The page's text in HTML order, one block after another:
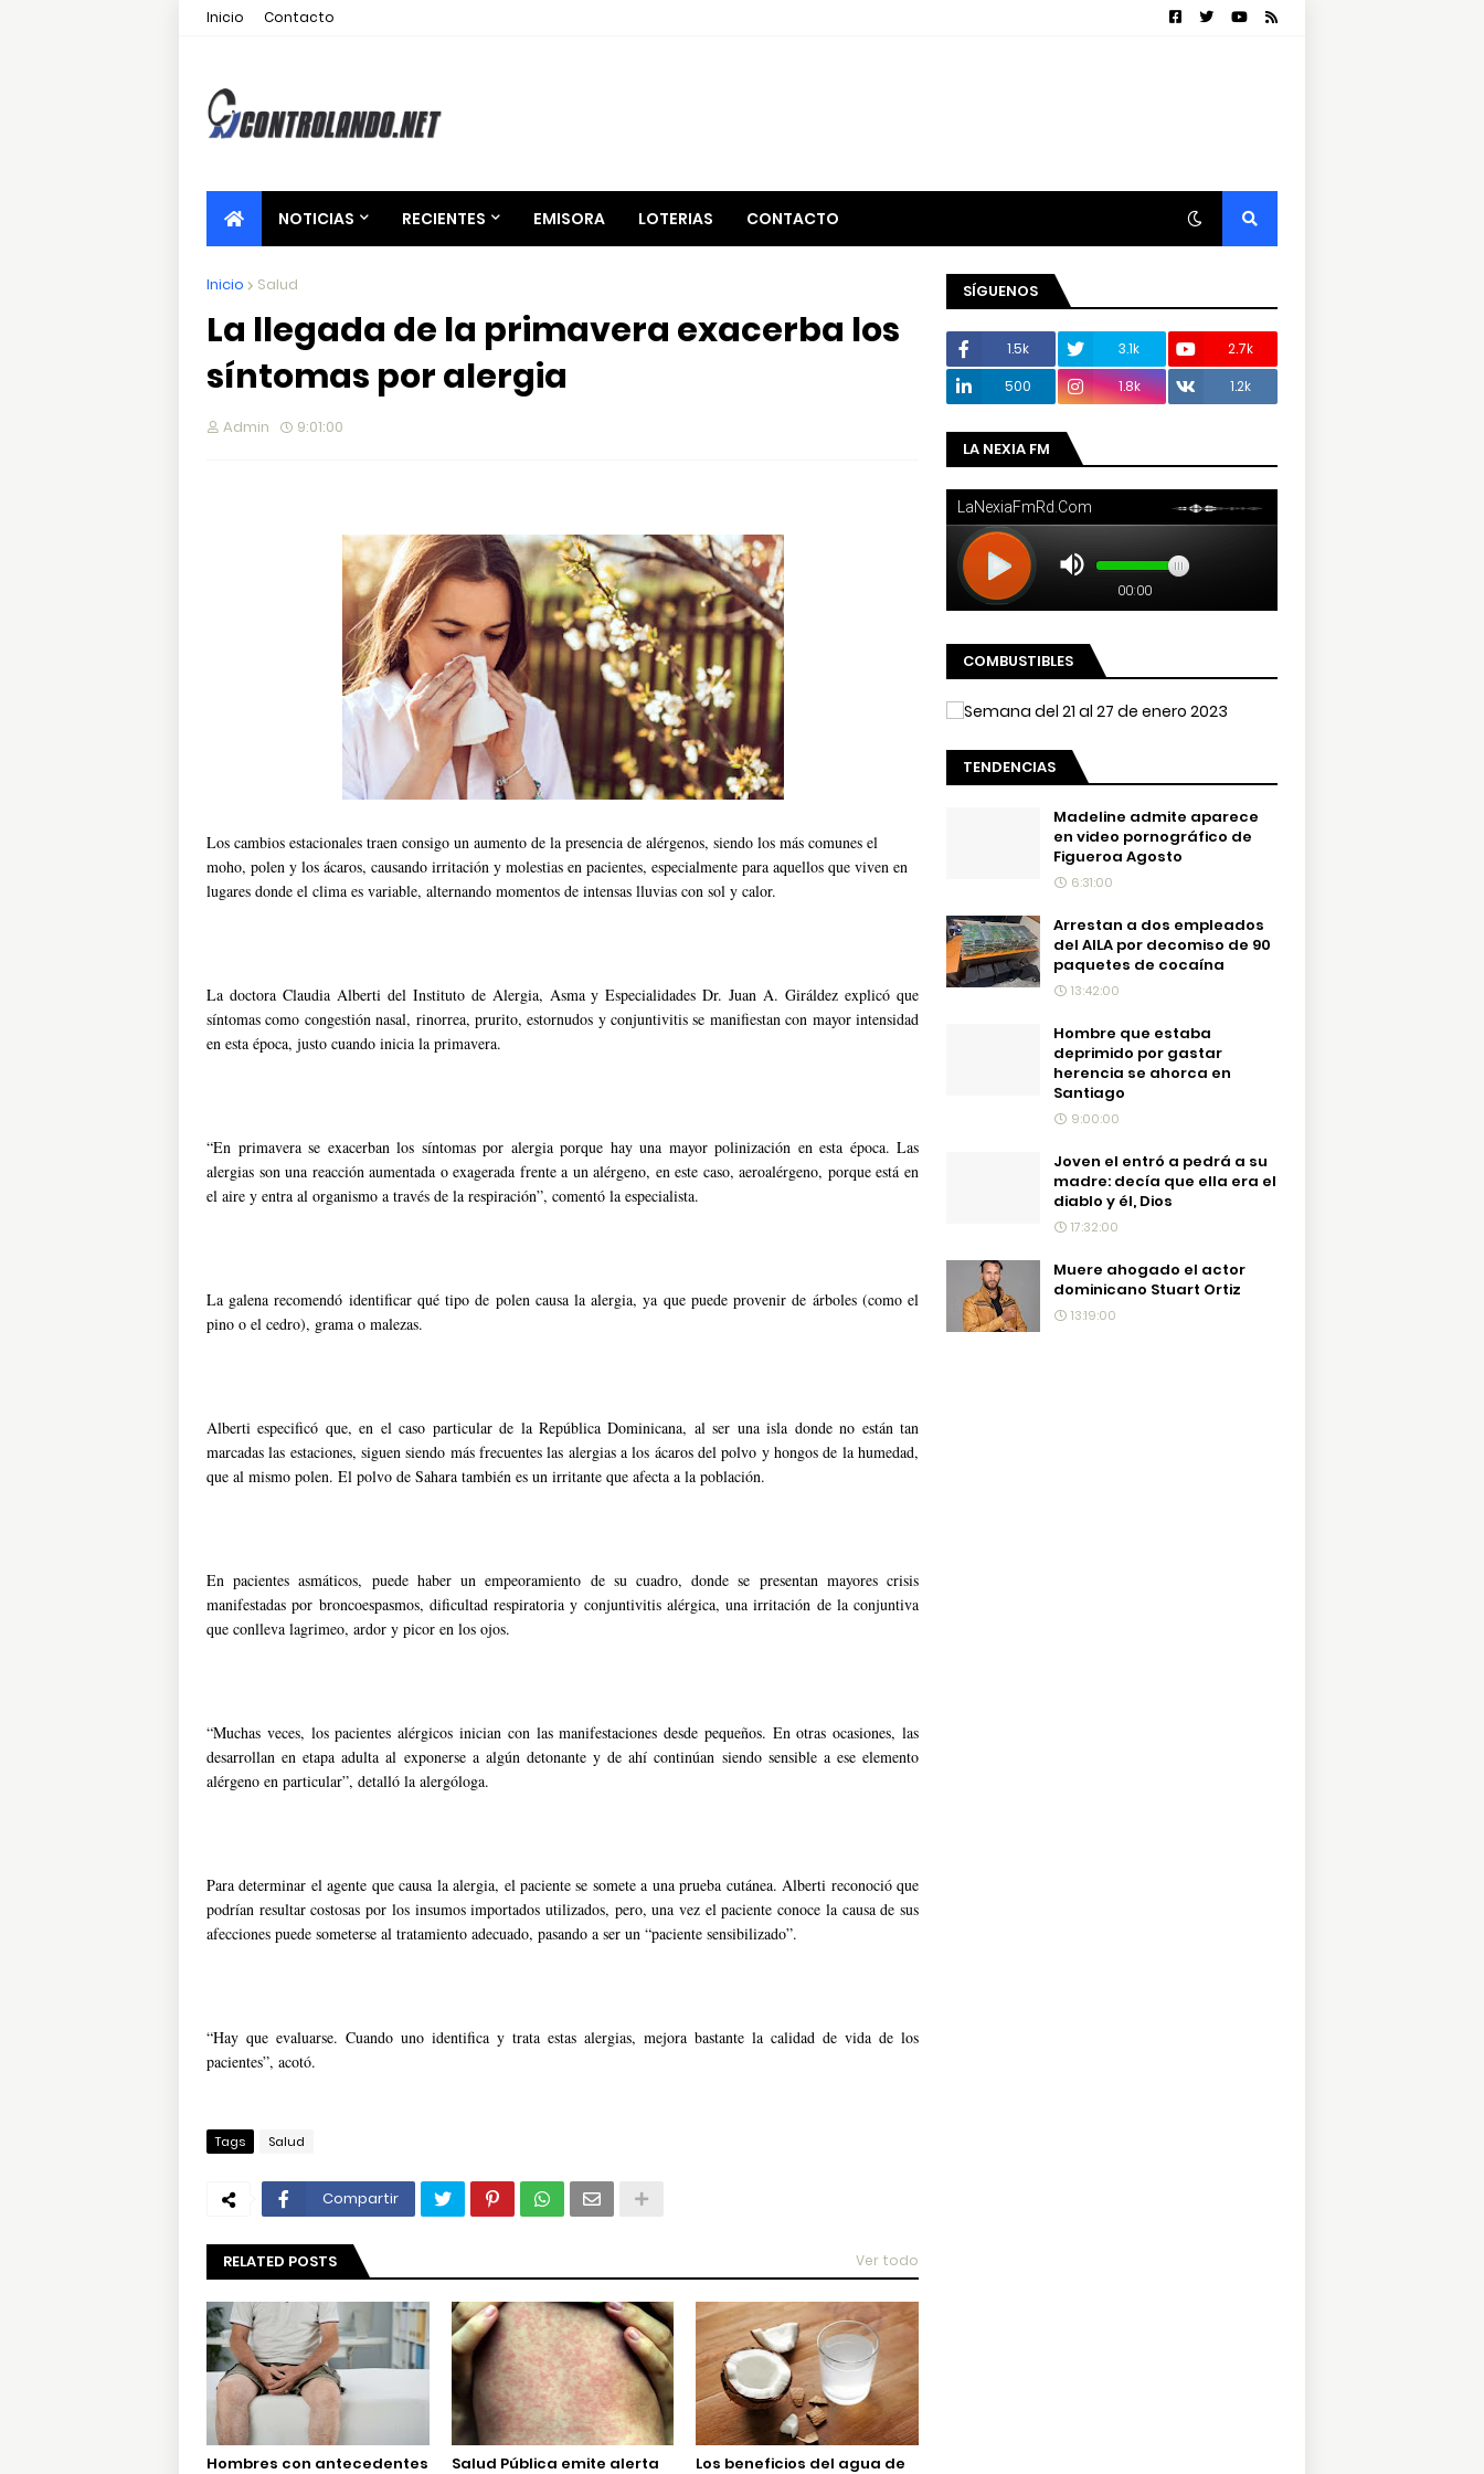
Inicio Contacto
NOTICIAS RECIENTES EMISORA LOTERIAS CONTACTO
Inicio Salud
La llegada de la primavera exacerba los
síntomas por alergia
Admin 9:01:00
Los cambios estacionales traen consigo un aumento de la presencia de alérgenos, siendo los más comunes el
moho, polen y los ácaros, causando irritación y molestias en pacientes, especialmente para aquellos que viven en
lugares donde el clima es variable, alternando momentos de intensas lluvias con sol y calor.
La doctora Claudia Alberti del Instituto de Alergia, Asma y Especialidades Dr. Juan A. Giráldez explicó que
síntomas como congestión nasal, rinorrea, prurito, estornudos y conjuntivitis se manifiestan con mayor intensidad
en esta época, justo cuando inicia la primavera.
“En primavera se exacerban los síntomas por alergia porque hay una mayor polinización en esta época. Las
alergias son una reacción aumentada o exagerada frente a un alérgeno, en este caso, aeroalérgeno, porque está en
el aire y entra al organismo a través de la respiración”, comentó la especialista.
La galena recomendó identificar qué tipo de polen causa la alergia, ya que puede provenir de árboles (como el
pino o el cedro), grama o malezas.
Alberti especificó que, en el caso particular de la República Dominicana, al ser una isla donde no están tan
marcadas las estaciones, siguen siendo más frecuentes las alergias a los ácaros del polvo y hongos de la humedad,
que al mismo polen. El polvo de Sahara también es un irritante que afecta a la población.
En pacientes asmáticos, puede haber un empeoramiento de su cuadro, donde se presentan mayores crisis
manifestadas por broncoespasmos, dificultad respiratoria y conjuntivitis alérgica, una irritación de la conjuntiva
que conlleva lagrimeo, ardor y picor en los ojos.
“Muchas veces, los pacientes alérgicos inician con las manifestaciones desde pequeños. En otras ocasiones, las
desarrollan en etapa adulta al exponerse a algún detonante y de ahí continúan siendo sensible a ese elemento
alérgeno en particular”, detalló la alergóloga.
Para determinar el agente que causa la alergia, el paciente se somete a una prueba cutánea. Alberti reconoció que
podrían resultar costosas por los insumos importados utilizados, pero, una vez el paciente conoce la causa de sus
afecciones puede someterse al tratamiento adecuado, pasando a ser un “paciente sensibilizado”.
“Hay que evaluarse. Cuando uno identifica y trata estas alergias, mejora bastante la calidad de vida de los
pacientes”, acotó.
Tags Salud
Compartir
RELATED POSTS Ver todo
Hombres con antecedentes
Salud Pública emite alerta
Los beneficios del agua de
SÍGUENOS
1.5k 3.1k
2.7k
500
1.8k 1.2k
LA NEXIA FM
COMBUSTIBLES
TENDENCIAS
Madeline admite aparece
en video pornográfico de
Figueroa Agosto
6:31:00
Arrestan a dos empleados
del AILA por decomiso de 90
paquetes de cocaína
13:42:00
Hombre que estaba
deprimido por gastar
herencia se ahorca en
Santiago
9:00:00
Joven el entró a pedrá a su
madre: decía que ella era el
diablo y él, Dios
17:32:00
Muere ahogado el actor
dominicano Stuart Ortiz
13:19:00